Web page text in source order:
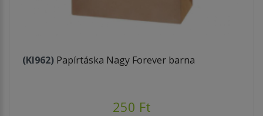
(KI962) Papírtáska Nagy Forever barna
250 Ft